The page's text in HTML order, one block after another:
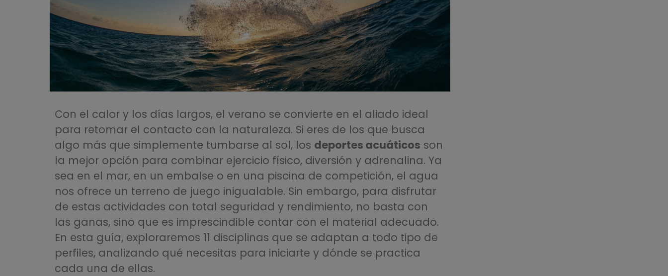
Con el calor y los días largos, el verano se convierte en el aliado ideal
para retomar el contacto con la naturaleza. Si eres de los que busca
algo más que simplemente tumbarse al sol, los deportes acuáticos son
la mejor opción para combinar ejercicio físico, diversión y adrenalina. Ya
sea en el mar, en un embalse o en una piscina de competición, el agua
nos ofrece un terreno de juego inigualable. Sin embargo, para disfrutar
de estas actividades con total seguridad y rendimiento, no basta con
las ganas, sino que es imprescindible contar con el material adecuado.
En esta guía, exploraremos 11 disciplinas que se adaptan a todo tipo de
perfiles, analizando qué necesitas para iniciarte y dónde se practica
cada una de ellas.